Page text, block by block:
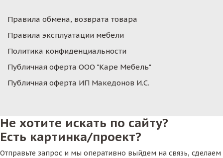
Правила обмена, возврата товара
Правила эксплуатации мебели
Политика конфиденциальности
Публичная оферта ООО "Каре Мебель"
Публичная оферта ИП Македонов И.С.
Не хотите искать по сайту?
Есть картинка/проект?
Отправьте запрос и мы оперативно выйдем на связь, сделаем